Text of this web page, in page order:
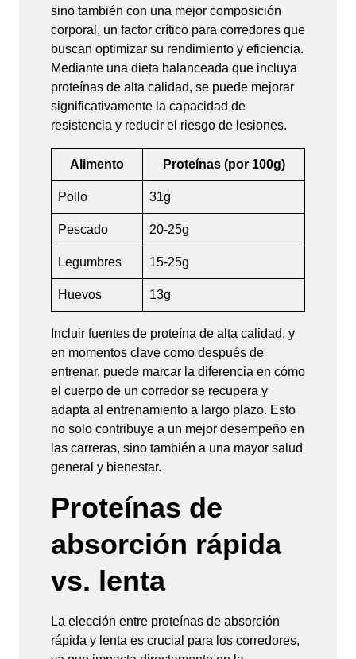
sino también con una mejor composición
corporal, un factor crítico para corredores que
buscan optimizar su rendimiento y eficiencia.
Mediante una dieta balanceada que incluya
proteínas de alta calidad, se puede mejorar
significativamente la capacidad de
resistencia y reducir el riesgo de lesiones.
Alimento Proteínas (por 100g)
Pollo 31g
Pescado 20-25g
Legumbres 15-25g
Huevos 13g
Incluir fuentes de proteína de alta calidad, y
en momentos clave como después de
entrenar, puede marcar la diferencia en cómo
el cuerpo de un corredor se recupera y
adapta al entrenamiento a largo plazo. Esto
no solo contribuye a un mejor desempeño en
las carreras, sino también a una mayor salud
general y bienestar.
Proteínas de
absorción rápida
vs. lenta
La elección entre proteínas de absorción
rápida y lenta es crucial para los corredores,